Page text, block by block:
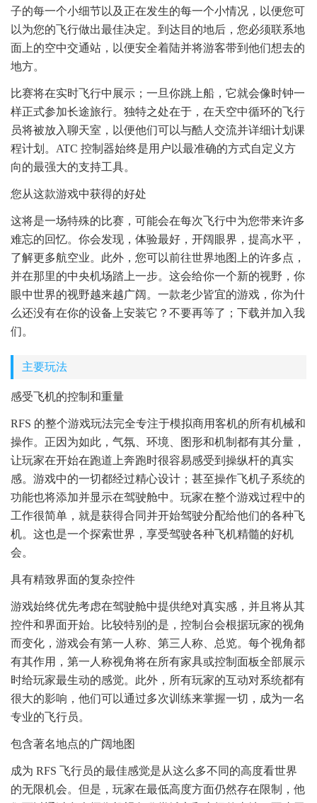
子的每一个小细节以及正在发生的每一个小情况，以便您可
以为您的飞行做出最佳决定。到达目的地后，您必须联系地
面上的空中交通站，以便安全着陆并将游客带到他们想去的
地方。
比赛将在实时飞行中展示；一旦你跳上船，它就会像时钟一
样正式参加长途旅行。独特之处在于，在天空中循环的飞行
员将被放入聊天室，以便他们可以与酷人交流并详细计划课
程计划。ATC 控制器始终是用户以最准确的方式自定义方
向的最强大的支持工具。
您从这款游戏中获得的好处
这将是一场特殊的比赛，可能会在每次飞行中为您带来许多
难忘的回忆。你会发现，体验最好，开阔眼界，提高水平，
了解更多航空业。此外，您可以前往世界地图上的许多点，
并在那里的中央机场踏上一步。这会给你一个新的视野，你
眼中世界的视野越来越广阔。一款老少皆宜的游戏，你为什
么还没有在你的设备上安装它？不要再等了；下载并加入我
们。
主要玩法
感受飞机的控制和重量
RFS 的整个游戏玩法完全专注于模拟商用客机的所有机械和
操作。正因为如此，气氛、环境、图形和机制都有其分量，
让玩家在开始在跑道上奔跑时很容易感受到操纵杆的真实
感。游戏中的一切都经过精心设计；甚至操作飞机子系统的
功能也将添加并显示在驾驶舱中。玩家在整个游戏过程中的
工作很简单，就是获得合同并开始驾驶分配给他们的各种飞
机。这也是一个探索世界，享受驾驶各种飞机精髓的好机
会。
具有精致界面的复杂控件
游戏始终优先考虑在驾驶舱中提供绝对真实感，并且将从其
控件和界面开始。比较特别的是，控制台会根据玩家的视角
而变化，游戏会有第一人称、第三人称、总览。每个视角都
有其作用，第一人称视角将在所有家具或控制面板全部展示
时给玩家最生动的感觉。此外，所有玩家的互动对系统都有
很大的影响，他们可以通过多次训练来掌握一切，成为一名
专业的飞行员。
包含著名地点的广阔地图
成为 RFS 飞行员的最佳感觉是从这么多不同的高度看世界
的无限机会。但是，玩家在最低高度方面仍然存在限制，他